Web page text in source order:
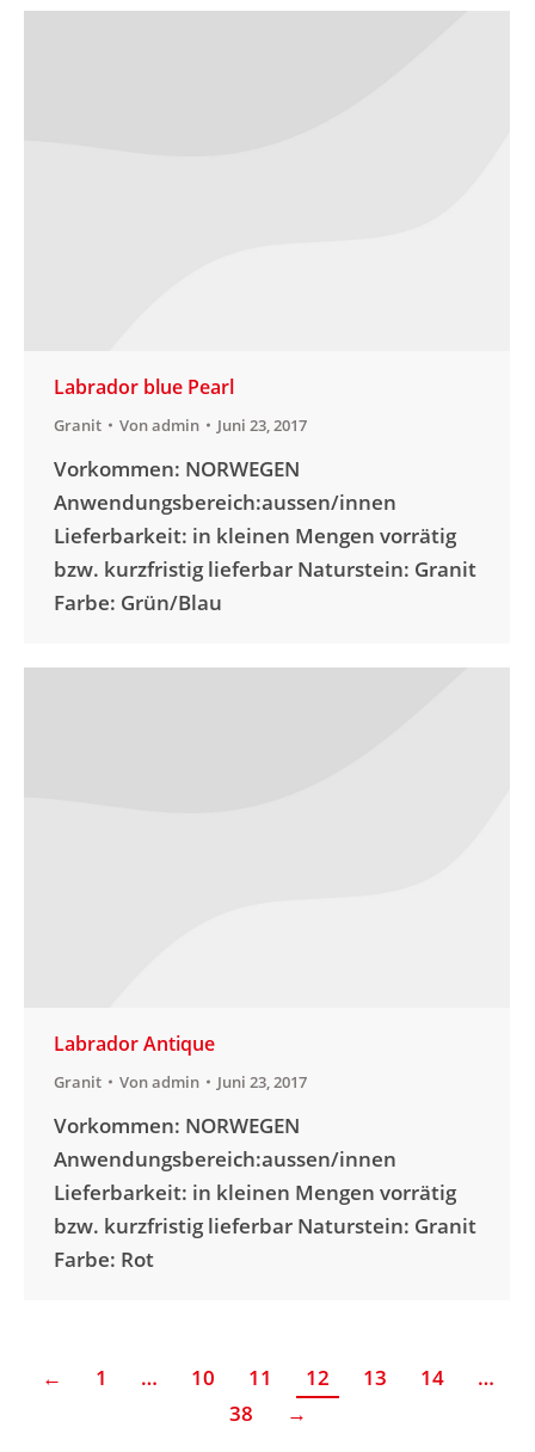
Labrador blue Pearl
Granit Vonadmin Juni 23, 2017
Vorkommen: NORWEGEN
Anwendungsbereich:aussen/innen
Lieferbarkeit: in kleinen Mengen vorrätig
bzw. kurzfristig lieferbar Naturstein: Granit
Farbe: Grün/Blau
Labrador Antique
Granit Vonadmin Juni 23, 2017
Vorkommen: NORWEGEN
Anwendungsbereich:aussen/innen
Lieferbarkeit: in kleinen Mengen vorrätig
bzw. kurzfristig lieferbar Naturstein: Granit
Farbe: Rot
← 1 … 10 11 12 13 14
…
38
→